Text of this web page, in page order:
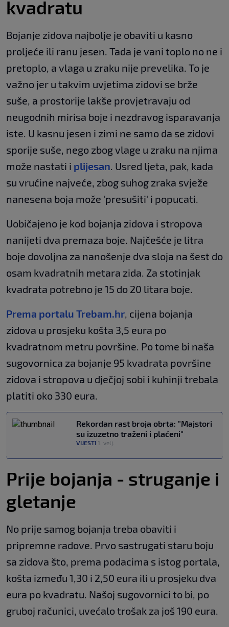
kvadratu
Bojanje zidova najbolje je obaviti u kasno
proljeće ili ranu jesen. Tada je vani toplo no ne i
pretoplo, a vlaga u zraku nije prevelika. To je
važno jer u takvim uvjetima zidovi se brže
suše, a prostorije lakše provjetravaju od
neugodnih mirisa boje i nezdravog isparavanja
iste. U kasnu jesen i zimi ne samo da se zidovi
sporije suše, nego zbog vlage u zraku na njima
može nastati i plijesan. Usred ljeta, pak, kada
su vrućine najveće, zbog suhog zraka svježe
nanesena boja može 'presušiti' i popucati.
Uobičajeno je kod bojanja zidova i stropova
nanijeti dva premaza boje. Najčešće je litra
boje dovoljna za nanošenje dva sloja na šest do
osam kvadratnih metara zida. Za stotinjak
kvadrata potrebno je 15 do 20 litara boje.
Prema portalu Trebam.hr, cijena bojanja
zidova u prosjeku košta 3,5 eura po
kvadratnom metru površine. Po tome bi naša
sugovornica za bojanje 95 kvadrata površine
zidova i stropova u dječjoj sobi i kuhinji trebala
platiti oko 330 eura.
Rekordan rast broja obrta: "Majstori
su izuzetno traženi i plaćeni"
VIJESTI 1. velj.
Prije bojanja - struganje i
gletanje
No prije samog bojanja treba obaviti i
pripremne radove. Prvo sastrugati staru boju
sa zidova što, prema podacima s istog portala,
košta između 1,30 i 2,50 eura ili u prosjeku dva
eura po kvadratu. Našoj sugovornici to bi, po
gruboj računici, uvećalo trošak za još 190 eura.